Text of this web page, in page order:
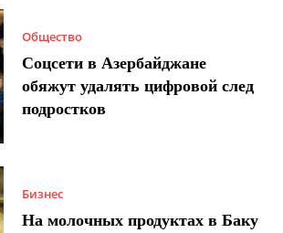
Общество
Соцсети в Азербайджане
обяжут удалять цифровой след
подростков
Бизнес
На молочных продуктах в Баку